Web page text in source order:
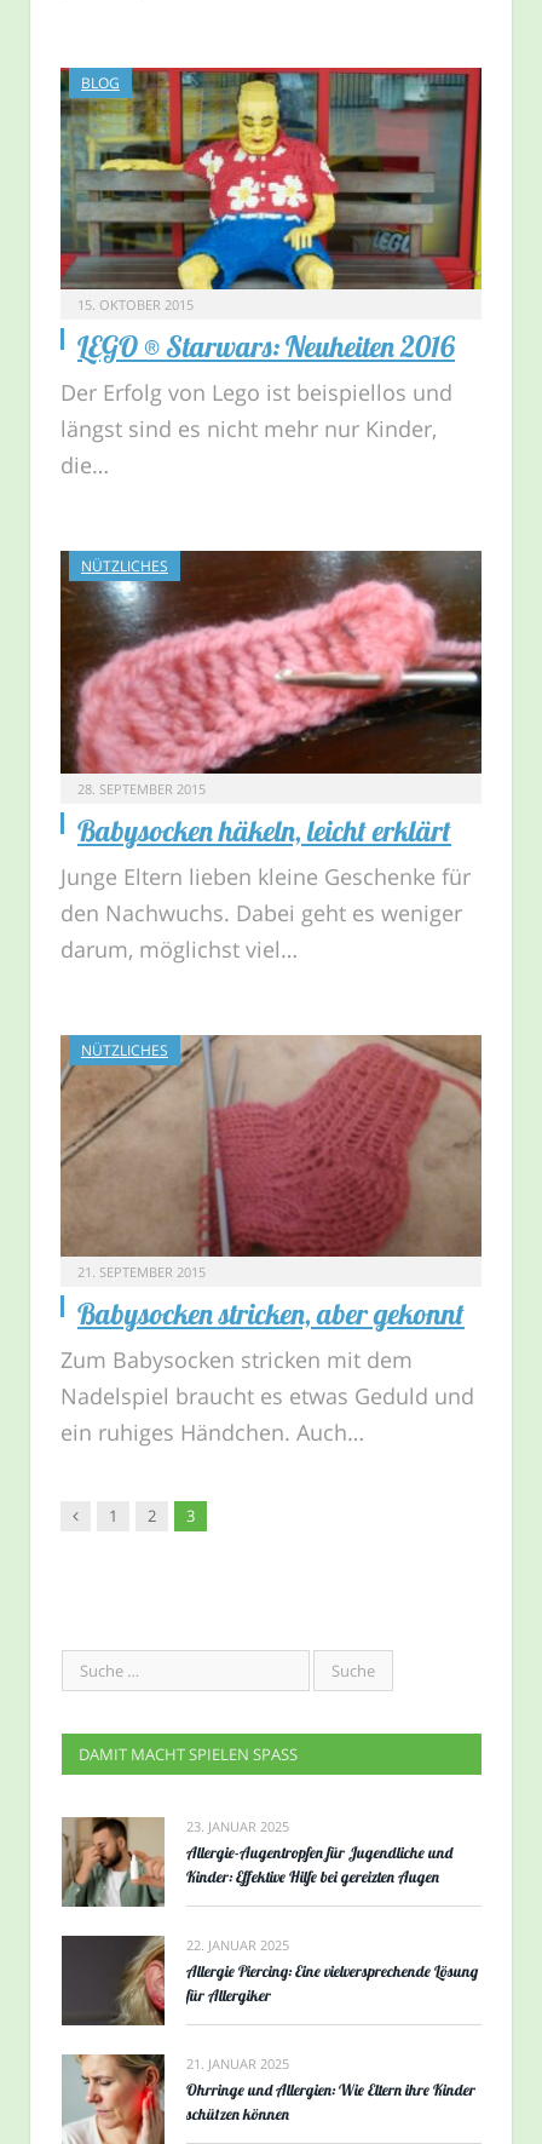
BLOG
15. OKTOBER 2015
LEGO ® Starwars: Neuheiten 2016
Der Erfolg von Lego ist beispiellos und
längst sind es nicht mehr nur Kinder,
die…
NÜTZLICHES
28. SEPTEMBER 2015
Babysocken häkeln, leicht erklärt
Junge Eltern lieben kleine Geschenke für
den Nachwuchs. Dabei geht es weniger
darum, möglichst viel…
NÜTZLICHES
21. SEPTEMBER 2015
Babysocken stricken, aber gekonnt
Zum Babysocken stricken mit dem
Nadelspiel braucht es etwas Geduld und
ein ruhiges Händchen. Auch…
Vorgänger
1 2 3
DAMIT MACHT SPIELEN SPASS
23. JANUAR 2025
Allergie-Augentropfen für Jugendliche und
Kinder: Effektive Hilfe bei gereizten Augen
22. JANUAR 2025
Allergie Piercing: Eine vielversprechende Lösung
für Allergiker
21. JANUAR 2025
Ohrringe und Allergien: Wie Eltern ihre Kinder
schützen können